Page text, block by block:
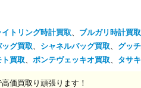
イトリング時計買取、 ブルガリ時計買取
グ買取、 シャネルバッグ買取、 グッ
ト買取、 ポンテヴェッキオ買取、 タサ
価買取り頑張ります！